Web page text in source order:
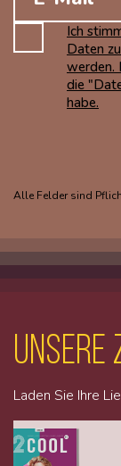
Ich
Daten
werden.
die
habe.
Alle Felder sind
unsere
Laden Sie Ihre